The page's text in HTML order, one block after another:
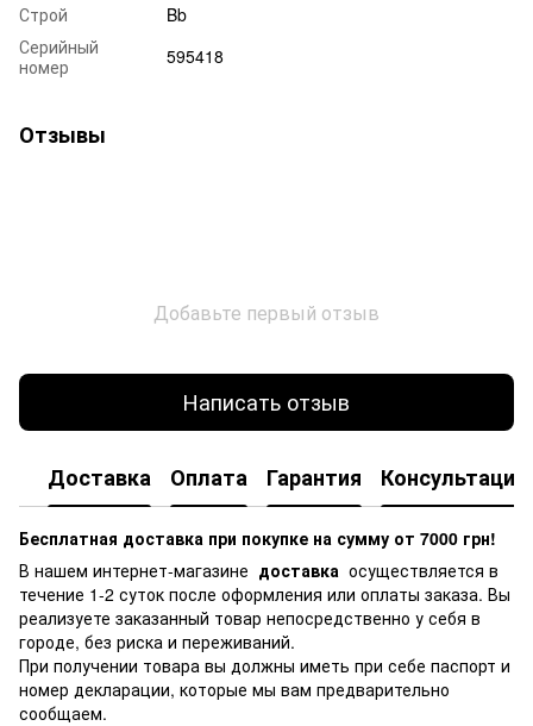
Строй
Bb
Серийный
номер
595418
Отзывы
Добавьте первый отзыв
Написать отзыв
Доставка Оплата Гарантия Консультация
Бесплатная доставка при покупке на сумму от 7000 грн!
В нашем интернет-магазине доставка осуществляется в
течение 1-2 суток после оформления или оплаты заказа. Вы
реализуете заказанный товар непосредственно у себя в
городе, без риска и переживаний.
При получении товара вы должны иметь при себе паспорт и
номер декларации, которые мы вам предварительно
сообщаем.